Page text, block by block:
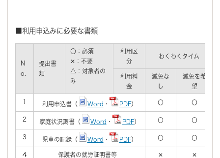
■利用申込みに必要な書類
N
o.
提出書
類
〇：必須
✕：不要
△：対象者の
み
利用区
分
わくわくタイム
利用料
金
減免な
し
減免を希
望
1 利用申込書（ Word ・ PDF） 〇 〇
2 家庭状況調書（ Word ・ PDF） 〇 〇
3 児童の記録（ Word ・ PDF） 〇 〇
4 保護者の就労証明書等 ✕ ✕